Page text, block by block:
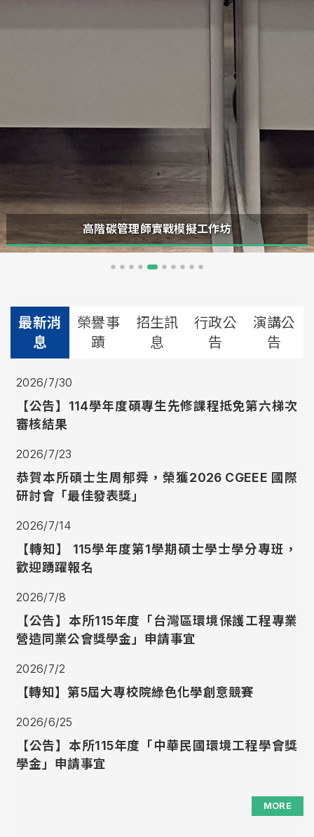
高階碳管理師實戰模擬工作坊
最新消
息
榮譽事
蹟
招生訊
息
行政公
告
演講公
告
2026/7/30
【公告】114學年度碩專生先修課程抵免第六梯次
審核結果
2026/7/23
恭賀本所碩士生周郁舜，榮獲2026 CGEEE 國際
研討會「最佳發表獎」
2026/7/14
【轉知】 115學年度第1學期碩士學士學分專班，
歡迎踴躍報名
2026/7/8
【公告】本所115年度「台灣區環境保護工程專業
營造同業公會獎學金」申請事宜
2026/7/2
【轉知】第5屆大專校院綠色化學創意競賽
2026/6/25
【公告】本所115年度「中華民國環境工程學會獎
學金」申請事宜
MORE